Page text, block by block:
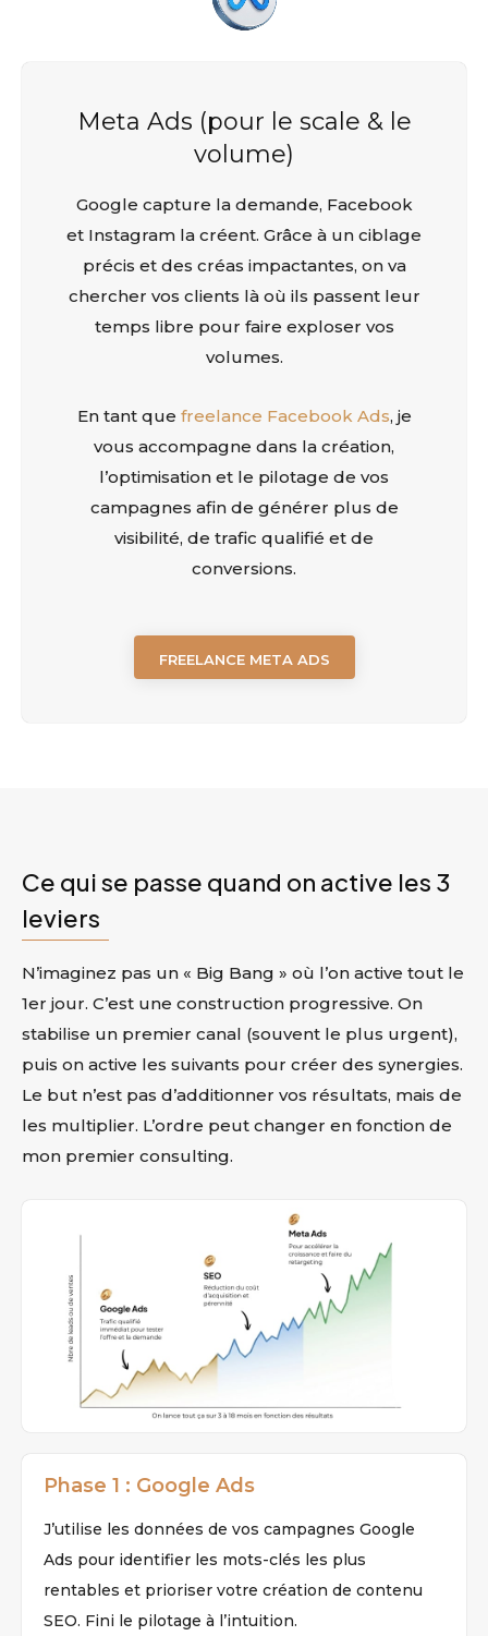
Meta Ads (pour le scale & le
volume)
Google capture la demande, Facebook
et Instagram la créent. Grâce à un ciblage
précis et des créas impactantes, on va
chercher vos clients là où ils passent leur
temps libre pour faire exploser vos
volumes.
En tant que freelance Facebook Ads, je
vous accompagne dans la création,
l’optimisation et le pilotage de vos
campagnes afin de générer plus de
visibilité, de trafic qualifié et de
conversions.
FREELANCE META ADS
Ce qui se passe quand on active les 3
leviers
N’imaginez pas un « Big Bang » où l’on active tout le
1er jour. C’est une construction progressive. On
stabilise un premier canal (souvent le plus urgent),
puis on active les suivants pour créer des synergies.
Le but n’est pas d’additionner vos résultats, mais de
les multiplier. L’ordre peut changer en fonction de
mon premier consulting.
Phase 1 : Google Ads
J’utilise les données de vos campagnes Google
Ads pour identifier les mots-clés les plus
rentables et prioriser votre création de contenu
SEO. Fini le pilotage à l’intuition.